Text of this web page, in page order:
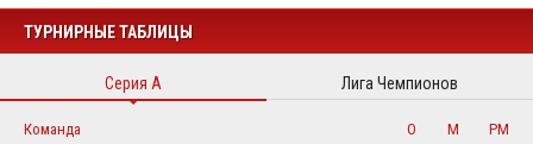
ТУРНИРНЫЕ ТАБЛИЦЫ
Серия А Лига Чемпионов
Команда О М
РМ